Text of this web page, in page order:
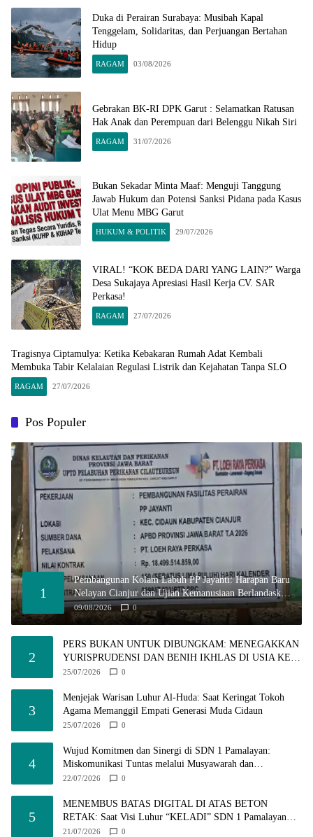
Duka di Perairan Surabaya: Musibah Kapal
Tenggelam, Solidaritas, dan Perjuangan Bertahan
Hidup
RAGAM 03/08/2026
Gebrakan BK-RI DPK Garut : Selamatkan Ratusan
Hak Anak dan Perempuan dari Belenggu Nikah Siri
RAGAM 31/07/2026
Bukan Sekadar Minta Maaf: Menguji Tanggung
Jawab Hukum dan Potensi Sanksi Pidana pada Kasus
Ulat Menu MBG Garut​
HUKUM & POLITIK 29/07/2026
​VIRAL! “KOK BEDA DARI YANG LAIN?” Warga
Desa Sukajaya Apresiasi Hasil Kerja CV. SAR
Perkasa!
RAGAM 27/07/2026
Tragisnya Ciptamulya: Ketika Kebakaran Rumah Adat Kembali
Membuka Tabir Kelalaian Regulasi Listrik dan Kejahatan Tanpa SLO​
RAGAM 27/07/2026
Pos Populer
1
Pembangunan Kolam Labuh PP Jayanti: Harapan Baru
Nelayan Cianjur dan Ujian Kemanusiaan Berlandaskan
Hukum!
09/08/2026 0
2
PERS BUKAN UNTUK DIBUNGKAM: MENEGAKKAN
YURISPRUDENSI DAN BENIH IKHLAS DI USIA KE-7
FWJ INDONESIA
25/07/2026 0
3
Menjejak Warisan Luhur Al-Huda: Saat Keringat Tokoh
Agama Memanggil Empati Generasi Muda Cidaun​
25/07/2026 0
4
Wujud Komitmen dan Sinergi di SDN 1 Pamalayan:
Miskomunikasi Tuntas melalui Musyawarah dan
Transparansi
22/07/2026 0
5
MENEMBUS BATAS DIGITAL DI ATAS BETON
RETAK: Saat Visi Luhur “KELADI” SDN 1 Pamalayan
Dihantam Dugaan Pembangunan Asal-Asalan​!
21/07/2026 0